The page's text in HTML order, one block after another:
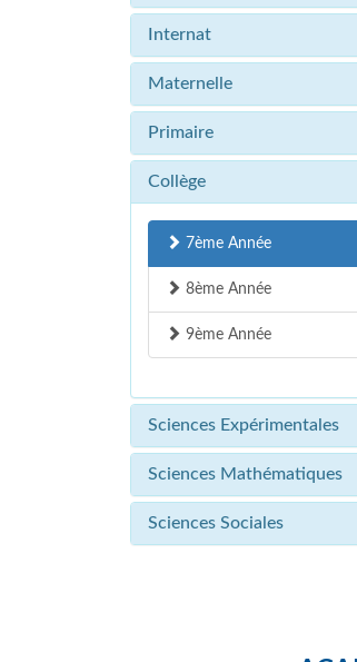
Internat
Maternelle
Primaire
Collège
7ème Année
8ème Année
9ème Année
Sciences Expérimentales
Sciences Mathématiques
Sciences Sociales